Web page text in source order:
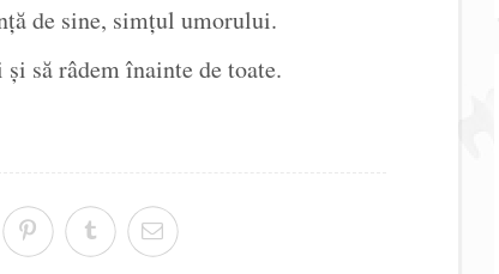
de sine, simțul umorului.
să râdem înainte de toate.